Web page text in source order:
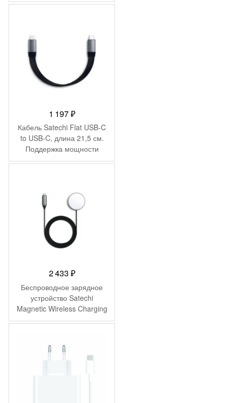
1 197₽
Кабель Satechi Flat USB-C
to USB-C, длина 21,5 см.
Поддержка мощности
100Вт. Цвет: серый космос
2 433 ₽
Беспроводное зарядное
устройство Satechi
Magnetic Wireless Charging
Cable. Интерфейс Type-C,